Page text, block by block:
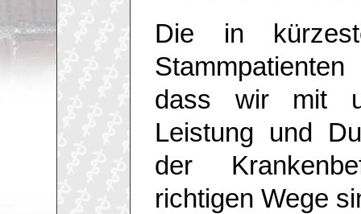
Die in
dass wir mit
Leistung und
der
richtigen Wege